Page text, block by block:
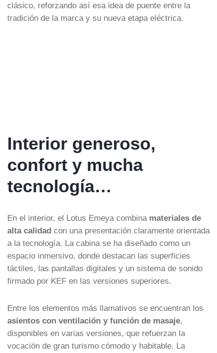
clásico, reforzando así esa idea de puente entre la
tradición de la marca y su nueva etapa eléctrica.
Interior generoso,
confort y mucha
tecnología…
En el interior, el Lotus Emeya combina materiales de
alta calidad con una presentación claramente orientada
a la tecnología. La cabina se ha diseñado como un
espacio inmersivo, donde destacan las superficies
táctiles, las pantallas digitales y un sistema de sonido
firmado por KEF en las versiones superiores.
Entre los elementos más llamativos se encuentran los
asientos con ventilación y función de masaje,
disponibles en varias versiones, que refuerzan la
vocación de gran turismo cómodo y habitable. La